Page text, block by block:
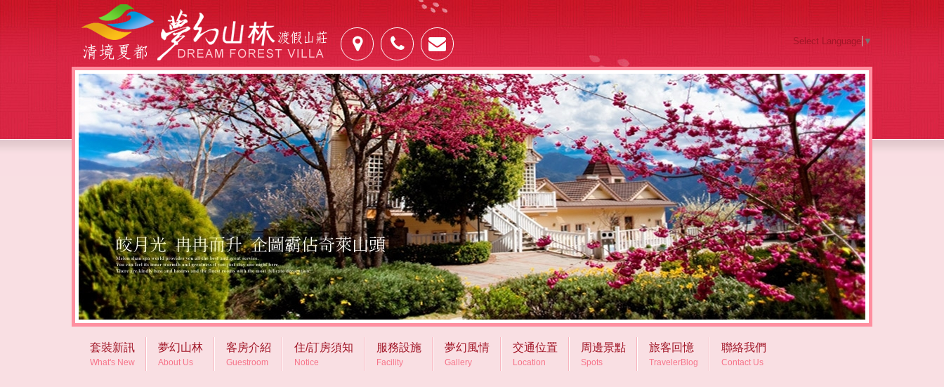
Select Language ▼
套裝新訊
What's New
夢幻山林
About Us
客房介紹
Guestroom
住/訂房須知
Notice
服務設施
Facility
夢幻風情
Gallery
交通位置
Location
周邊景點
Spots
旅客回憶
TravelerBlog
聯絡我們
Contact Us